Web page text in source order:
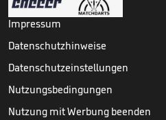
Impressum
Datenschutzhinweise
Datenschutzeinstellungen
Nutzungsbedingungen
Nutzung mit Werbung beenden